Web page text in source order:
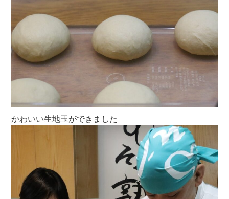
かわいい生地玉ができました